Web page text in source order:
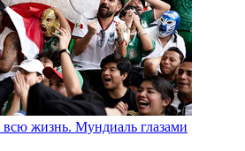
жизнь. Мундиаль глазами